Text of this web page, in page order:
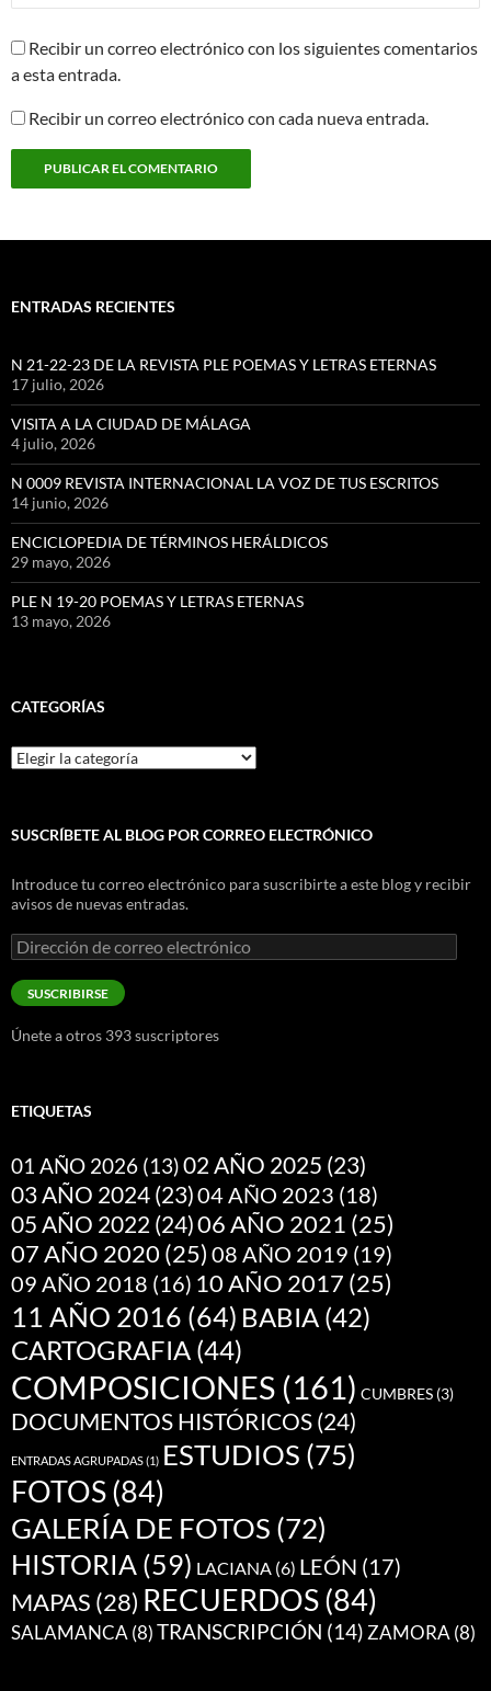
Recibir un correo electrónico con los siguientes comentarios
a esta entrada.
Recibir un correo electrónico con cada nueva entrada.
ENTRADAS RECIENTES
N 21-22-23 DE LA REVISTA PLE POEMAS Y LETRAS ETERNAS
17 julio, 2026
VISITA A LA CIUDAD DE MÁLAGA
4 julio, 2026
N 0009 REVISTA INTERNACIONAL LA VOZ DE TUS ESCRITOS
14 junio, 2026
ENCICLOPEDIA DE TÉRMINOS HERÁLDICOS
29 mayo, 2026
PLE N 19-20 POEMAS Y LETRAS ETERNAS
13 mayo, 2026
CATEGORÍAS
Categorías
SUSCRÍBETE AL BLOG POR CORREO ELECTRÓNICO
Introduce tu correo electrónico para suscribirte a este blog y recibir
avisos de nuevas entradas.
Dirección
de
correo
electrónico
SUSCRIBIRSE
Únete a otros 393 suscriptores
ETIQUETAS
01 AÑO 2026 (13)02 AÑO 2025 (23)
03 AÑO 2024(23)04 AÑO 2023 (18)
05 AÑO 2022(24)06 AÑO 2021 (25)
07 AÑO 2020 (25) 08 AÑO 2019 (19)
09 AÑO 2018 (16) 10 AÑO 2017 (25)
11 AÑO 2016 (64) BABIA (42)
CARTOGRAFIA (44)
COMPOSICIONES (161) CUMBRES (3)
DOCUMENTOS HISTÓRICOS(24)
ENTRADAS AGRUPADAS(1) ESTUDIOS (75)
FOTOS(84)
GALERÍA DE FOTOS (72)
HISTORIA (59) LACIANA (6) LEÓN (17)
MAPAS (28) RECUERDOS(84)
SALAMANCA(8)TRANSCRIPCIÓN (14)ZAMORA(8)